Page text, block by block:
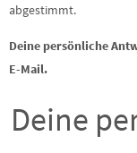
abgestimmt.
Deine persönliche
E-Mail.
Deine